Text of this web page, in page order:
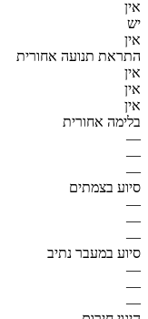
אין
יש
אין
התראת תנועה אחורית
אין
אין
אין
בלימה אחורית
—
—
—
סיוע בצמתים
—
—
—
סיוע במעבר נתיב
—
—
—